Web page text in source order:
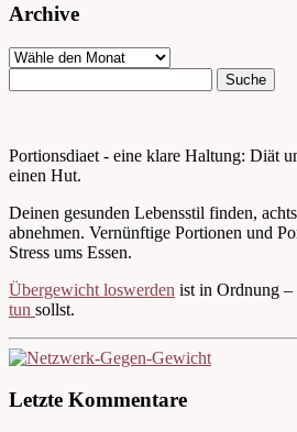
Archive
Portionsdiaet - eine klare Haltung: Diät
einen Hut.
Deinen gesunden Lebensstil finden,
abnehmen. Vernünftige Portionen und
Stress ums Essen.
Übergewicht loswerden ist in Ordnung –
tun sollst.
Letzte Kommentare